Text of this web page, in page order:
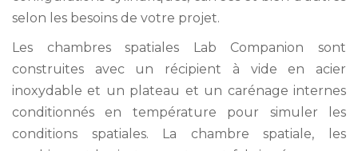
selon les besoins de votre projet.
Les chambres spatiales Lab Companion sont
construites avec un récipient à vide en acier
inoxydable et un plateau et un carénage internes
conditionnés en température pour simuler les
conditions spatiales. La chambre spatiale, les